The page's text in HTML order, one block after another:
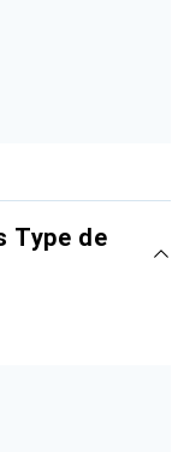
Type de